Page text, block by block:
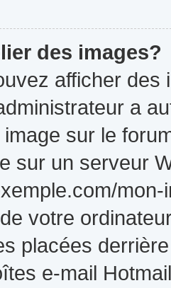
des images?
afficher
a
sur le
sur un serveur
votre
placées
e-mail